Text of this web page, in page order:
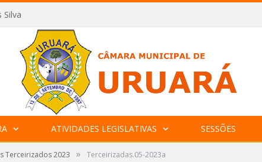
Silva
ATIVIDADES LEGISLATIVAS SESSÕES
Terceirizados 2023 » Terceirizadas.05-2023a